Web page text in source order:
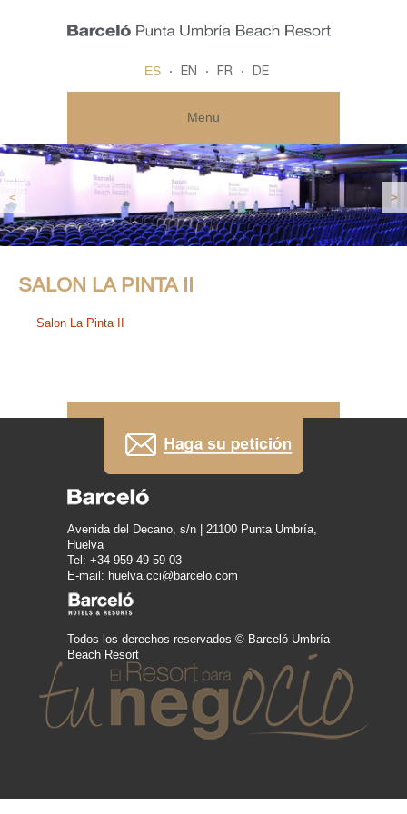
ES EN FR DE
Menu
< >
SALON LA PINTA II
Salon La Pinta II
Avenida del Decano, s/n | 21100 Punta Umbría,
Huelva
Tel: +34 959 49 59 03
E-mail: huelva.cci@barcelo.com
Todos los derechos reservados © Barceló Umbría
Beach Resort